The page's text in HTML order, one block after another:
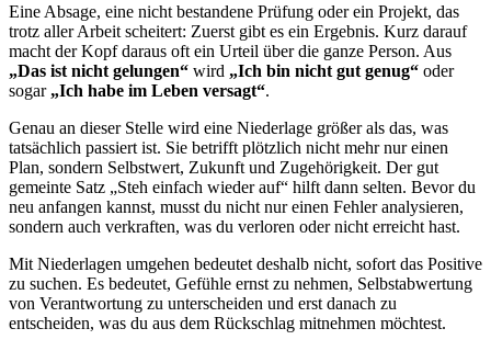
Eine Absage, eine nicht bestandene Prüfung oder ein Projekt, das
trotz aller Arbeit scheitert: Zuerst gibt es ein Ergebnis. Kurz darauf
macht der Kopf daraus oft ein Urteil über die ganze Person. Aus
„Das ist nicht gelungen“ wird „Ich bin nicht gut genug“ oder
sogar „Ich habe im Leben versagt“.
Genau an dieser Stelle wird eine Niederlage größer als das, was
tatsächlich passiert ist. Sie betrifft plötzlich nicht mehr nur einen
Plan, sondern Selbstwert, Zukunft und Zugehörigkeit. Der gut
gemeinte Satz „Steh einfach wieder auf“ hilft dann selten. Bevor du
neu anfangen kannst, musst du nicht nur einen Fehler analysieren,
sondern auch verkraften, was du verloren oder nicht erreicht hast.
Mit Niederlagen umgehen bedeutet deshalb nicht, sofort das Positive
zu suchen. Es bedeutet, Gefühle ernst zu nehmen, Selbstabwertung
von Verantwortung zu unterscheiden und erst danach zu
entscheiden, was du aus dem Rückschlag mitnehmen möchtest.